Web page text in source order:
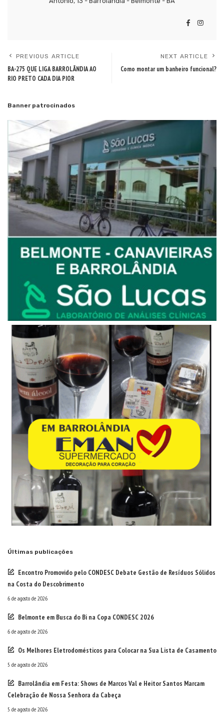
PREVIOUS ARTICLE
BA-275 QUE LIGA BARROLÂNDIA AO
RIO PRETO CADA DIA PIOR
NEXT ARTICLE
Como montar um banheiro funcional?
Banner patrocinados
Últimas publicações
Encontro Promovido pelo CONDESC Debate Gestão de Resíduos Sólidos
na Costa do Descobrimento
6 de agosto de 2026
Belmonte em Busca do Bi na Copa CONDESC 2026
6 de agosto de 2026
Os Melhores Eletrodomésticos para Colocar na Sua Lista de Casamento
5 de agosto de 2026
Barrolândia em Festa: Shows de Marcos Val e Heitor Santos Marcam
Celebração de Nossa Senhora da Cabeça
5 de agosto de 2026